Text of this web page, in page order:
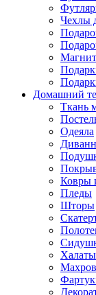
Чехлы
Домашний
Ткань
Одеяла
Ковры
Пледы
Шторы